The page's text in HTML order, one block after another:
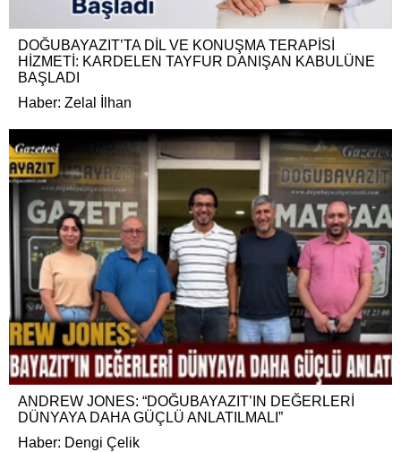
DOĞUBAYAZIT’TA DİL VE KONUŞMA TERAPİSİ
HİZMETİ: KARDELEN TAYFUR DANIŞAN KABULÜNE
BAŞLADI
Haber: Zelal İlhan
ANDREW JONES: “DOĞUBAYAZIT’IN DEĞERLERİ
DÜNYAYA DAHA GÜÇLÜ ANLATILMALI”
Haber: Dengi Çelik